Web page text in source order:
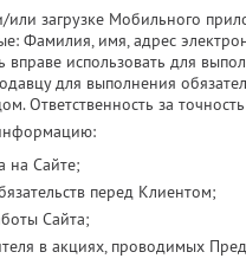
или загрузке Мобильного
Фамилия, имя, адрес
использовать для
для выполнения
Ответственность за
на Сайте;
перед Клиентом;
Сайта;
в акциях, проводимых